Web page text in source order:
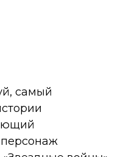
самый